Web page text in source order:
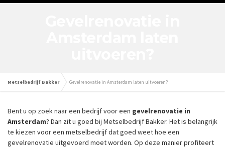
Metselbedrijf Bakker Gevelrenovatie in Amsterdam laten uitvoeren?
Bent u op zoek naar een bedrijf voor een gevelrenovatie in
Amsterdam? Dan zit u goed bij Metselbedrijf Bakker. Het is belangrijk
te kiezen voor een metselbedrijf dat goed weet hoe een
gevelrenovatie uitgevoerd moet worden. Op deze manier profiteert